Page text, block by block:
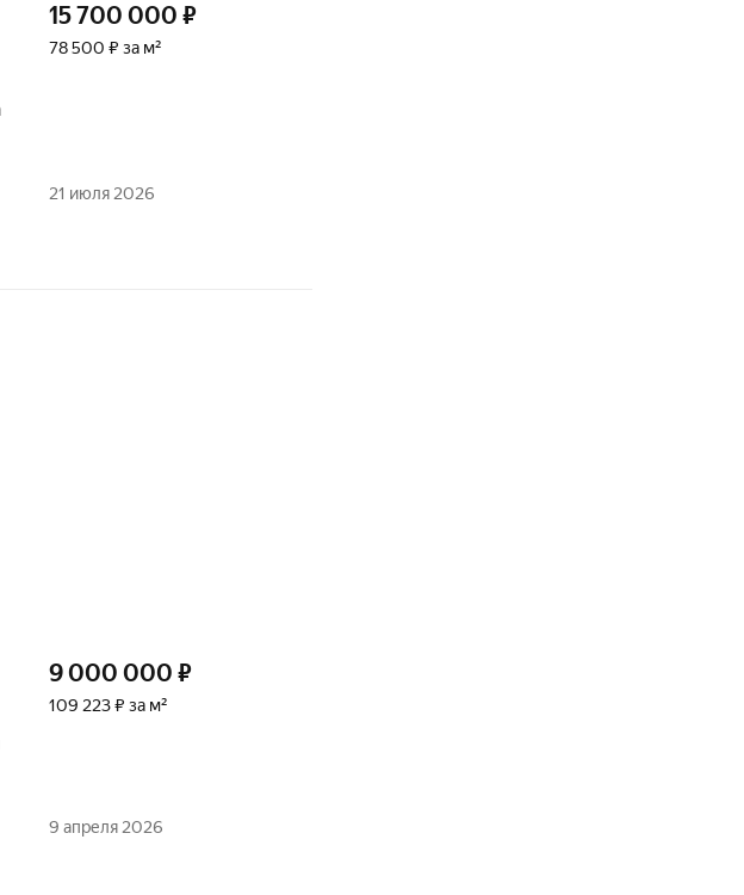
15 700 000 ₽
78 500 ₽ за м²
21 июля 2026
9 000 000 ₽
109 223 ₽ за м²
9 апреля 2026